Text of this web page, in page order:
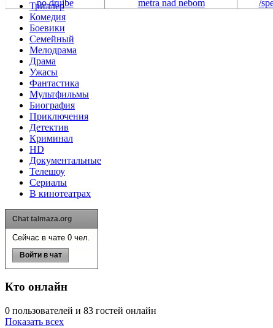
Триллер
Комедия
Боевики
Семейный
Мелодрама
Драма
Ужасы
Фантастика
Мультфильмы
Биография
Приключения
Детектив
Криминал
HD
Документальные
Телешоу
Сериалы
В кинотеатрах
Chat talmaza.org
Сейчас в чате 0 чел.
Войти в чат
Кто онлайн
0 пользователей и 83 гостей онлайн
Показать всех